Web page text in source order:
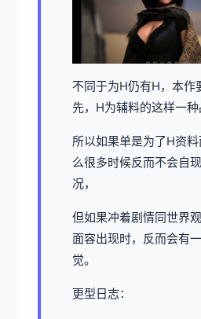
不同于为H仍有H，本作
先，H为辅料的这样一种
所以如果单是为了H资
么很多时候反而不会自
况，
但如果冲着剧情同世界
面容出现时，反而会有
觉。
更型日志：